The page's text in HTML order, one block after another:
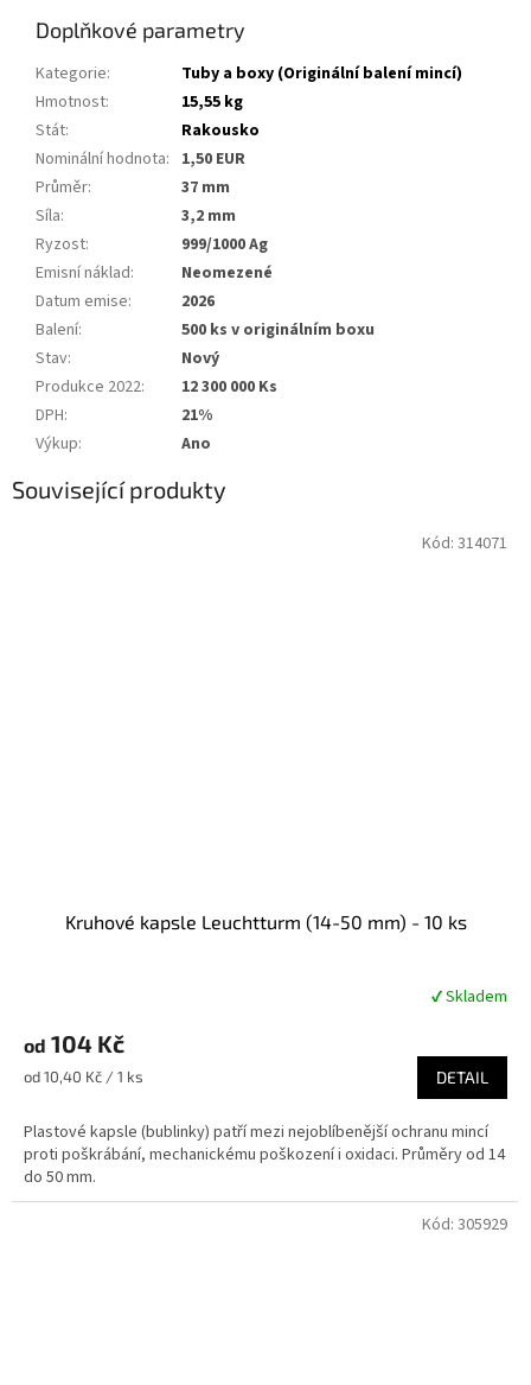
Doplňkové parametry
Kategorie:
Tuby a boxy (Originální balení mincí)
Hmotnost:
15,55 kg
Stát:
Rakousko
Nominální hodnota: 1,50 EUR
Průměr:
37 mm
Síla:
3,2 mm
Ryzost:
999/1000 Ag
Emisní náklad:
Neomezené
Datum emise:
2026
Balení:
500 ks v originálním boxu
Stav:
Nový
Produkce 2022:
12 300 000 Ks
DPH:
21%
Výkup: Ano
Související produkty
Kruhové kapsle Leuchtturm (14-50 mm) - 10 ks
produktu
5,0
5
hvězdiček.
✔ Skladem
od 104 Kč
Měrná
od 10,40 Kč / 1 ks DETAIL
Plastové kapsle (bublinky) patří mezi nejoblíbenější ochranu mincí
proti poškrábání, mechanickému poškození i oxidaci. Průměry od 14
do 50 mm.
Kód: 314071
Kód: 305929